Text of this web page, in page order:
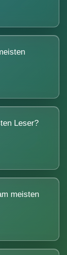
Leser?
meisten